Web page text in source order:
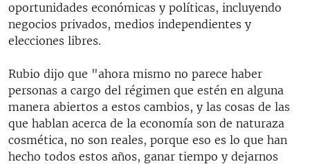
oportunidades económicas y políticas, incluyendo
negocios privados, medios independientes y
elecciones libres.
Rubio dijo que "ahora mismo no parece haber
personas a cargo del régimen que estén en alguna
manera abiertos a estos cambios, y las cosas de las
que hablan acerca de la economía son de naturaza
cosmética, no son reales, porque eso es lo que han
hecho todos estos años, ganar tiempo y dejarnos